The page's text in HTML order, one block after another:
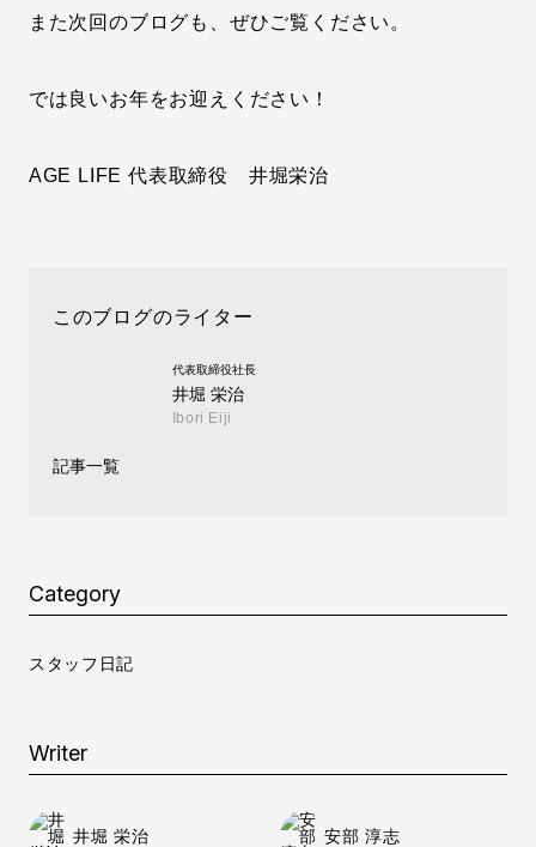
また次回のブログも、ぜひご覧ください。
では良いお年をお迎えください！
AGE LIFE 代表取締役 井堀栄治
このブログのライター
代表取締役社長
井堀 栄治
Ibori Eiji
記事一覧
Category
スタッフ日記
Writer
井堀 栄治 安部 淳志